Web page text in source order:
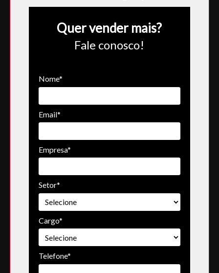
Quer vender mais?
Fale conosco!
Nome*
Email*
Empresa*
Setor*
Cargo*
Telefone*